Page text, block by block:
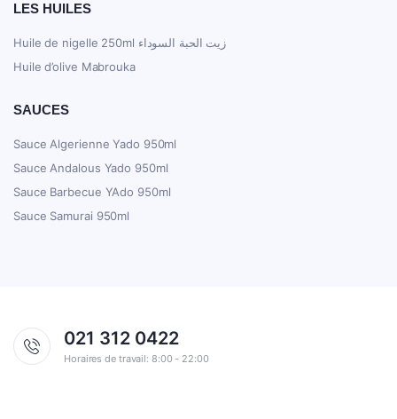
LES HUILES
Huile de nigelle 250ml زيت الحبة السوداء
Huile d’olive Mabrouka
SAUCES
Sauce Algerienne Yado 950ml
Sauce Andalous Yado 950ml
Sauce Barbecue YAdo 950ml
Sauce Samurai 950ml
021 312 0422
Horaires de travail: 8:00 - 22:00